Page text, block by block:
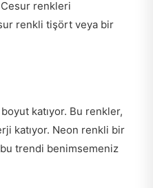
renkleri
renkli tişört veya bir
katıyor. Bu renkler,
katıyor. Neon renkli bir
trendi benimsemeniz